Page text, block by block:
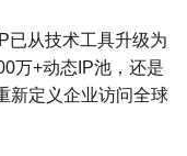
已从技术工具升级为
万+动态IP池，还是
新定义企业访问全球